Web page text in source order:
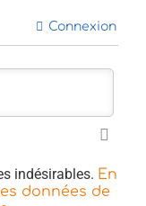
Connexion
indésirables. En
données de